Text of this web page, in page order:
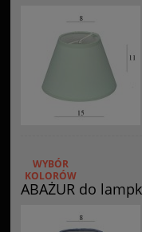
ABAŻUR do
WYBÓR
KOLORÓW